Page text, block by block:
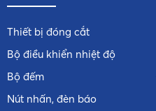
Thiết bị đóng cắt
Bộ điều khiển nhiệt độ
Bộ đếm
Nút nhấn, đèn báo